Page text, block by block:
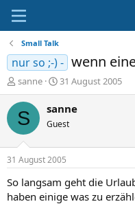
Small Talk
nur so ;-) - wenn
E
r
s
t
e
r
sanne
E
r
s
e
l
t
a
m
31 August 2005
S sanne
Guest
31 August 2005
So langsam geht die
haben einige was zu